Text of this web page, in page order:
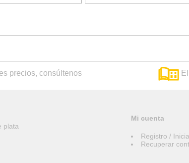
precios, consúltenos
plata
Mi cuenta
Registro /
Recuperar